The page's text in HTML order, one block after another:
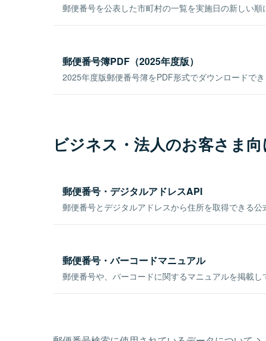
郵便番号を公表した市町村の一覧を実施日の新しい順
郵便番号簿PDF（2025年度版）
2025年度版郵便番号簿をPDF形式でダウンロードでき
ビジネス・法人のお客さま
郵便番号・デジタルアドレスAPI
郵便番号とデジタルアドレスから住所を取得できる公
郵便番号・バーコードマニュアル
郵便番号や、バーコードに関するマニュアルを掲載し